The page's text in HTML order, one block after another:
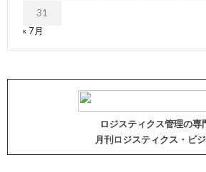
31
« 7月
ロジスティクス管理の専
月刊ロジスティクス・ビ